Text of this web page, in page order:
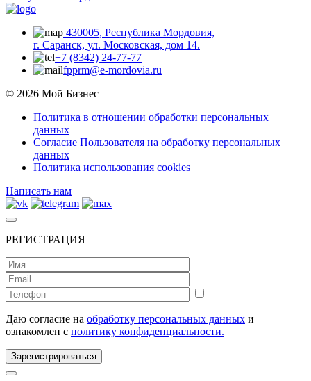
430005, Республика Мордовия,
г. Саранск, ул. Московская, дом 14.
+7 (8342) 24-77-77
fpprm@e-mordovia.ru
© 2026 Мой Бизнес
Политика в отношении обработки персональных
данных
Согласие Пользователя на обработку персональных
данных
Политика использования cookies
Написать нам
РЕГИСТРАЦИЯ
Даю согласие на обработку персональных данных и
ознакомлен с политику конфиденциальности.
Зарегистрироваться